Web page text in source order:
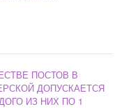
ПОСТОВ В
ДОПУСКАЕТСЯ
ИЗ НИХ ПО 1